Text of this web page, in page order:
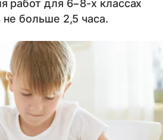
работ для 6−8-х классах
больше 2,5 часа.